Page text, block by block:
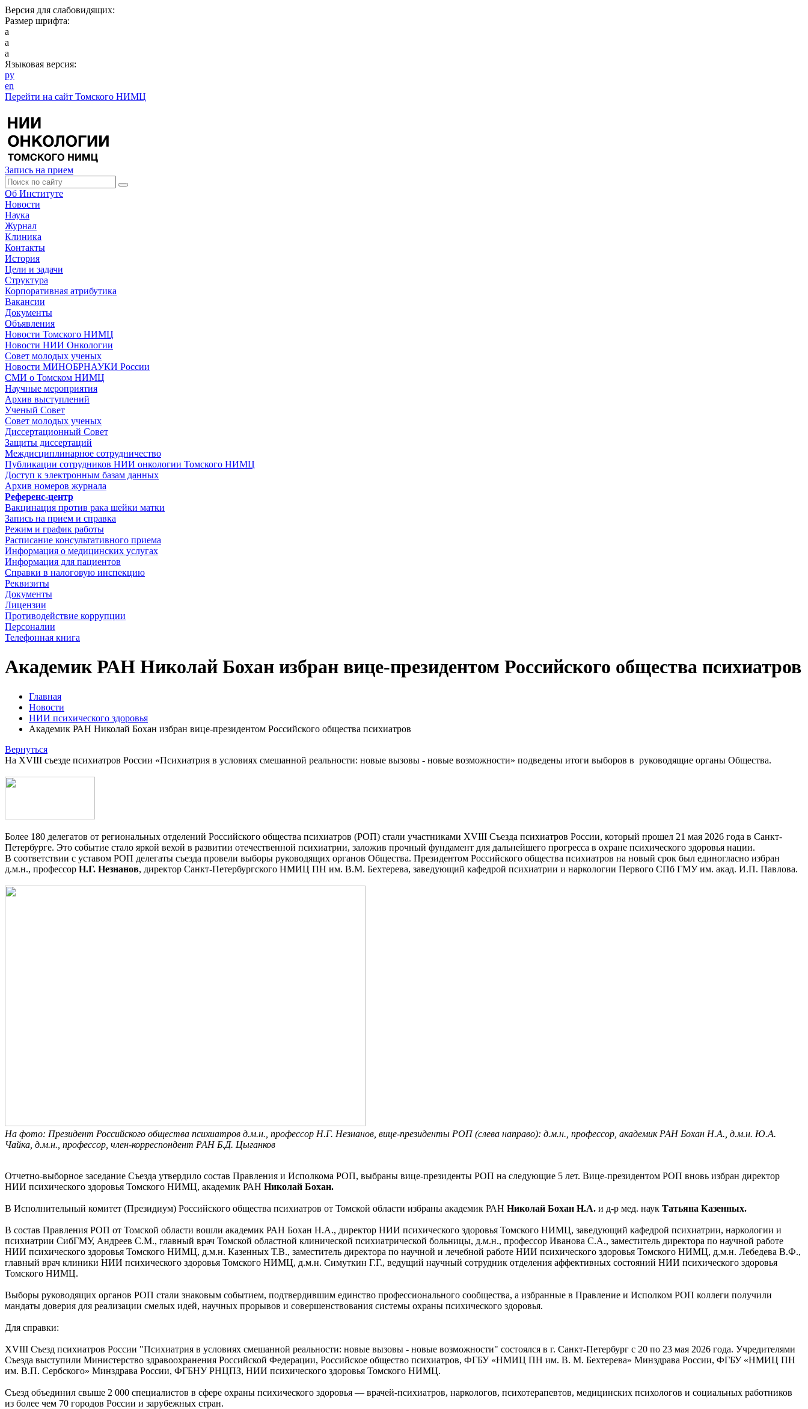
Версия для слабовидящих:
Размер шрифта:
a
a
a
Языковая версия:
ру
en
Перейти на сайт Томского НИМЦ
Запись на прием
Об Институте
Новости
Наука
Журнал
Клиника
Контакты
История
Цели и задачи
Структура
Корпоративная атрибутика
Вакансии
Документы
Объявления
Новости Томского НИМЦ
Новости НИИ Онкологии
Совет молодых ученых
Новости МИНОБРНАУКИ России
СМИ о Томском НИМЦ
Научные мероприятия
Архив выступлений
Ученый Совет
Совет молодых ученых
Диссертационный Совет
Защиты диссертаций
Междисциплинарное сотрудничество
Публикации сотрудников НИИ онкологии Томского НИМЦ
Доступ к электронным базам данных
Архив номеров журнала
Референс-центр
Вакцинация против рака шейки матки
Запись на прием и справка
Режим и график работы
Расписание консультативного приема
Информация о медицинских услугах
Информация для пациентов
Справки в налоговую инспекцию
Реквизиты
Документы
Лицензии
Противодействие коррупции
Персоналии
Телефонная книга
Академик РАН Николай Бохан избран вице-президентом Российского общества психиатров
Главная
Новости
НИИ психического здоровья
Академик РАН Николай Бохан избран вице-президентом Российского общества психиатров
Вернуться
На XVIII съезде психиатров России «Психиатрия в условиях смешанной реальности: новые вызовы - новые возможности» подведены итоги выборов в руководящие органы Общества.
Более 180 делегатов от региональных отделений Российского общества психиатров (РОП) стали участниками XVIII Съезда психиатров России, который прошел 21 мая 2026 года в Санкт-
Петербурге. Это событие стало яркой вехой в развитии отечественной психиатрии, заложив прочный фундамент для дальнейшего прогресса в охране психического здоровья нации.
В соответствии с уставом РОП делегаты съезда провели выборы руководящих органов Общества. Президентом Российского общества психиатров на новый срок был единогласно избран
д.м.н., профессор Н.Г. Незнанов, директор Санкт-Петербургского НМИЦ ПН им. В.М. Бехтерева, заведующий кафедрой психиатрии и наркологии Первого СПб ГМУ им. акад. И.П. Павлова.
На фото: Президент Российского общества психиатров д.м.н., профессор Н.Г. Незнанов, вице-президенты РОП (слева направо): д.м.н., профессор, академик РАН Бохан Н.А., д.м.н. Ю.А.
Чайка, д.м.н., профессор, член-корреспондент РАН Б.Д. Цыганков
Отчетно-выборное заседание Съезда утвердило состав Правления и Исполкома РОП, выбраны вице-президенты РОП на следующие 5 лет. Вице-президентом РОП вновь избран директор
НИИ психического здоровья Томского НИМЦ, академик РАН Николай Бохан.
В Исполнительный комитет (Президиум) Российского общества психиатров от Томской области избраны академик РАН Николай Бохан Н.А. и д-р мед. наук Татьяна Казенных.
В состав Правления РОП от Томской области вошли академик РАН Бохан Н.А., директор НИИ психического здоровья Томского НИМЦ, заведующий кафедрой психиатрии, наркологии и
психиатрии СибГМУ, Андреев С.М., главный врач Томской областной клинической психиатрической больницы, д.м.н., профессор Иванова С.А., заместитель директора по научной работе
НИИ психического здоровья Томского НИМЦ, д.м.н. Казенных Т.В., заместитель директора по научной и лечебной работе НИИ психического здоровья Томского НИМЦ, д.м.н. Лебедева В.Ф.,
главный врач клиники НИИ психического здоровья Томского НИМЦ, д.м.н. Симуткин Г.Г., ведущий научный сотрудник отделения аффективных состояний НИИ психического здоровья
Томского НИМЦ.
Выборы руководящих органов РОП стали знаковым событием, подтвердившим единство профессионального сообщества, а избранные в Правление и Исполком РОП коллеги получили
мандаты доверия для реализации смелых идей, научных прорывов и совершенствования системы охраны психического здоровья.
Для справки:
XVIII Съезд психиатров России "Психиатрия в условиях смешанной реальности: новые вызовы - новые возможности" состоялся в г. Санкт-Петербург с 20 по 23 мая 2026 года. Учредителями
Съезда выступили Министерство здравоохранения Российской Федерации, Российское общество психиатров, ФГБУ «НМИЦ ПН им. В. М. Бехтерева» Минздрава России, ФГБУ «НМИЦ ПН
им. В.П. Сербского» Минздрава России, ФГБНУ РНЦПЗ, НИИ психического здоровья Томского НИМЦ.
Съезд объединил свыше 2 000 специалистов в сфере охраны психического здоровья — врачей‑психиатров, наркологов, психотерапевтов, медицинских психологов и социальных работников
из более чем 70 городов России и зарубежных стран.